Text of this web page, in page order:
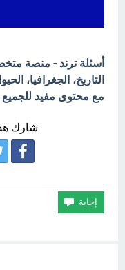
أسئلة ترند - منصة
التاريخ، الجغرافيا،
مع محتوى مفيد
شارك